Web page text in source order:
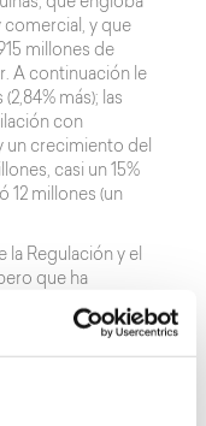
y que
millones de
A continuación le
más); las
con
un crecimiento del
casi un 15%
12 millones (un
la Regulación y el
que ha
ausencia de
las ventas totales
de euros.
aire